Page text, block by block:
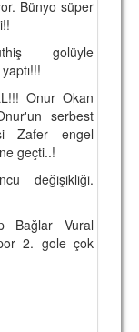
Bünyo süper
golüyle
Onur Okan
serbest
Zafer engel
geçti..!
değişikliği.
Bağlar Vural
2. gole çok